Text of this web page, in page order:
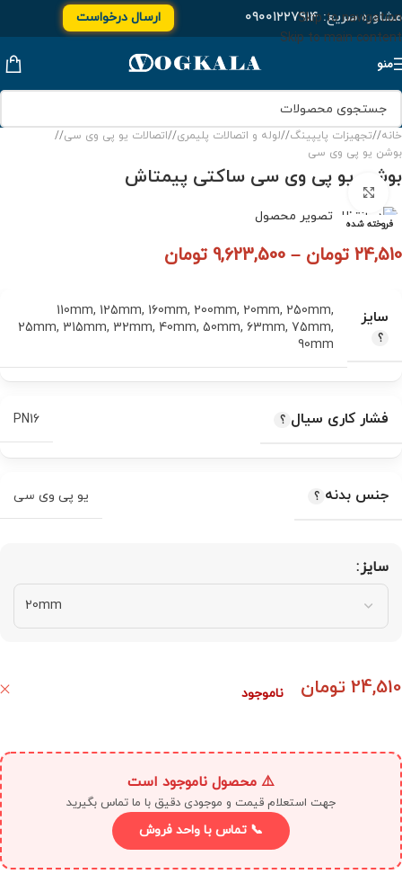
Skip to navigation
Skip to main content
مشاوره سریع:۰۹۰۰۱۲۲۷۹۱۴ ارسال درخواست
منو
خانه/ تجهیزات پایپینگ/ لوله و اتصالات پلیمری/ اتصالات یو پی وی سی/
بوشن یو پی وی سی
بوشن یو پی وی سی ساکتی پیمتاش
فروخته شده
برای بزرگنمایی کلیک کنید
24,510 تومان –
9,623,500 تومان
سایز 110mm, 125mm, 160mm, 200mm, 20mm, 250mm,
25mm, 315mm, 32mm, 40mm, 50mm, 63mm, 75mm,
90mm
فشار کاری سیال PN16
جنس بدنه یو پی وی سی
سایز
24,510 تومان ناموجود
⚠️ محصول ناموجود است
جهت استعلام قیمت و موجودی دقیق با ما تماس بگیرید
📞 تماس با واحد فروش